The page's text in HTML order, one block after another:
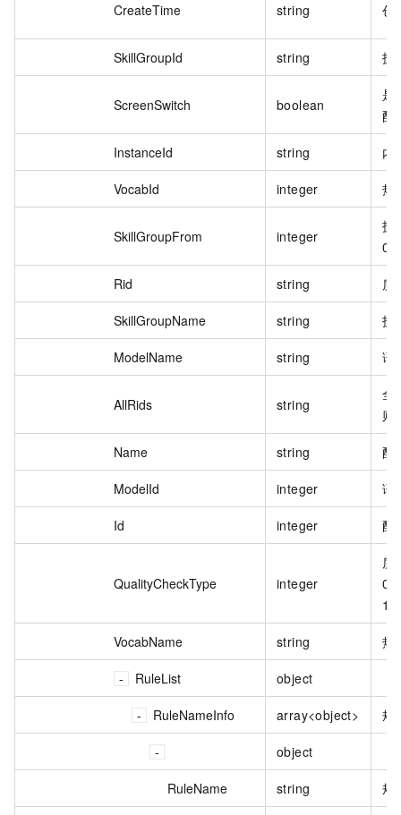
CreateTime string 创
SkillGroupId string 技
ScreenSwitch boolean
是
配
InstanceId string 内
VocabId integer 热
SkillGroupFrom integer
技
0
Rid string 质
SkillGroupName string 技
ModelName string 语
AllRids string
全
则
Name string 配
ModelId integer 语
Id integer 配
QualityCheckType integer
质
0
1
VocabName string 热
RuleList object
RuleNameInfo array<object> 规
object
RuleName string 规